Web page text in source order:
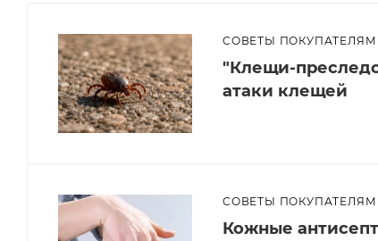
СОВЕТЫ ПОКУПАТЕЛЯМ
"Клещи-
атаки клещей
СОВЕТЫ ПОКУПАТЕЛЯМ
Кожные